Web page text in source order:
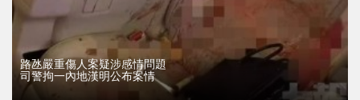
​路氹嚴重傷人案疑涉感情問題
司警拘一內地漢明公布案情